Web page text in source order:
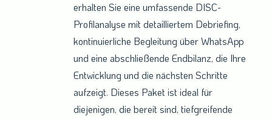
erhalten Sie eine umfassende DISC-
Profilanalyse mit detailliertem Debriefing,
kontinuierliche Begleitung über WhatsApp
und eine abschließende Endbilanz, die Ihre
Entwicklung und die nächsten Schritte
aufzeigt. Dieses Paket ist ideal für
diejenigen, die bereit sind, tiefgreifende